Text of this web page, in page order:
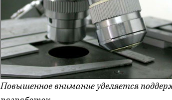
Повышенное внимание уделяется